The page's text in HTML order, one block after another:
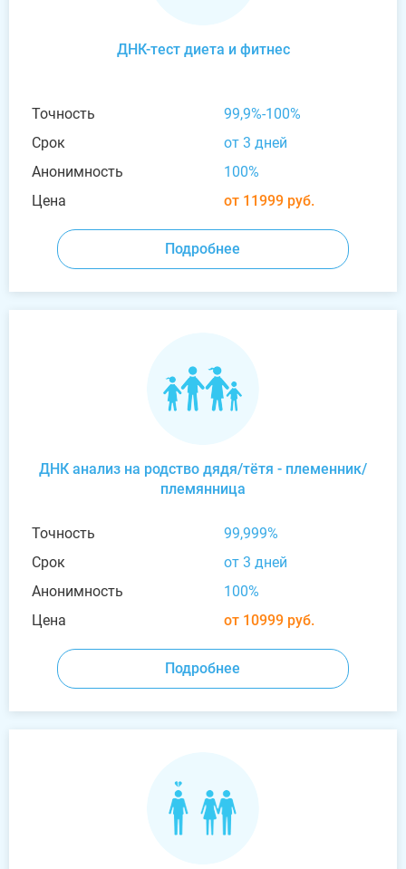
ДНК-тест диета и фитнес
Точность
99,9%-100%
Срок
от 3 дней
Анонимность
100%
Цена
от 11999 руб.
Подробнее
ДНК анализ на родство дядя/тётя - племенник/
племянница
Точность
99,999%
Срок
от 3 дней
Анонимность
100%
Цена
от 10999 руб.
Подробнее